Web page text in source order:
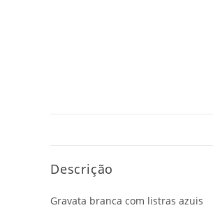
Descrição
Gravata branca com listras azuis